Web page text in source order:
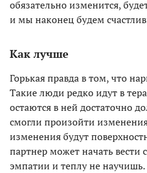
обязательно изменится,
и мы наконец будем
Как лучше
Горькая правда в том, что
Такие люди редко идут в
остаются в ней достаточно
смогли произойти
изменения будут
партнер может начать вести
эмпатии и теплу не научишь.